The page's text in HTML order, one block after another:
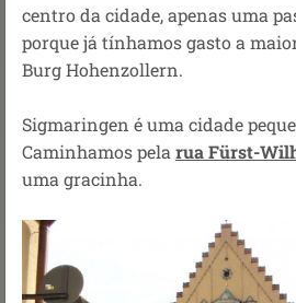
centro da cidade, apenas uma
porque já tínhamos gasto a
Burg Hohenzollern.
Sigmaringen é uma cidade
Caminhamos pela rua Fürst-
uma gracinha.